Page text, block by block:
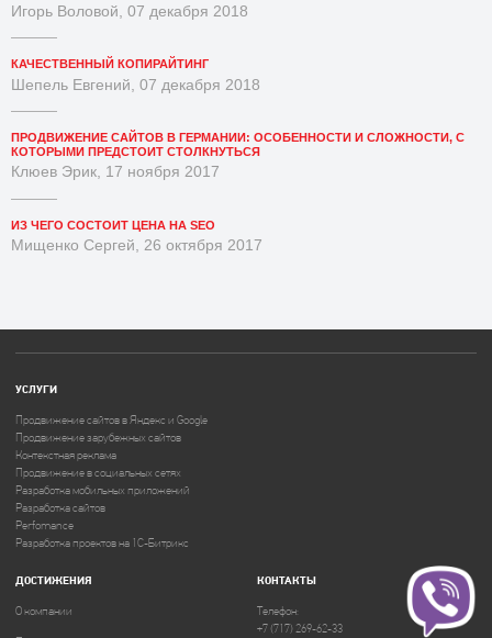
Игорь Воловой, 07 декабря 2018
КАЧЕСТВЕННЫЙ КОПИРАЙТИНГ
Шепель Евгений, 07 декабря 2018
ПРОДВИЖЕНИЕ САЙТОВ В ГЕРМАНИИ: ОСОБЕННОСТИ И СЛОЖНОСТИ, С
КОТОРЫМИ ПРЕДСТОИТ СТОЛКНУТЬСЯ
Клюев Эрик, 17 ноября 2017
ИЗ ЧЕГО СОСТОИТ ЦЕНА НА SEO
Мищенко Сергей, 26 октября 2017
УСЛУГИ
Продвижение сайтов в Яндекс и Google
Продвижение зарубежных сайтов
Контекстная реклама
Продвижение в социальных сетях
Разработка мобильных приложений
Разработка сайтов
Perfomance
Разработка проектов на 1C-Битрикс
ДОСТИЖЕНИЯ
О компании
КОНТАКТЫ
Телефон:
+7 (717) 269-62-33